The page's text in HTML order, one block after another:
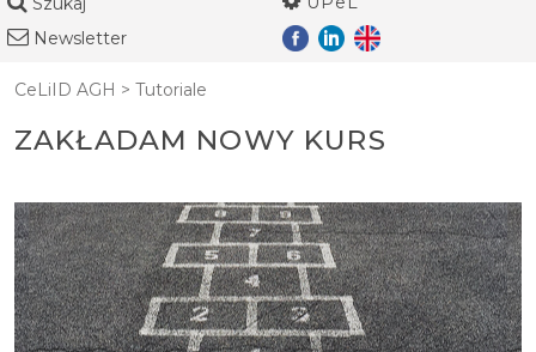
Newsletter
CeLiID AGH > Tutoriale
ZAKŁADAM NOWY KURS